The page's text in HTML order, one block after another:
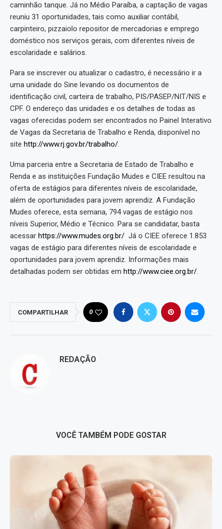
caminhão tanque. Já no Médio Paraíba, a captação de vagas
reuniu 31 oportunidades, tais como auxiliar contábil,
carpinteiro, pizzaiolo repositor de mercadorias e emprego
doméstico nos serviços gerais, com diferentes níveis de
escolaridade e salários.
Para se inscrever ou atualizar o cadastro, é necessário ir a
uma unidade do Sine levando os documentos de
identificação civil, carteira de trabalho, PIS/PASEP/NIT/NIS e
CPF. O endereço das unidades e os detalhes de todas as
vagas oferecidas podem ser encontrados no Painel Interativo
de Vagas da Secretaria de Trabalho e Renda, disponível no
site http://www.rj.gov.br/trabalho/.
Uma parceria entre a Secretaria de Estado de Trabalho e
Renda e as instituições Fundação Mudes e CIEE resultou na
oferta de estágios para diferentes níveis de escolaridade,
além de oportunidades para jovem aprendiz. A Fundação
Mudes oferece, esta semana, 794 vagas de estágio nos
níveis Superior, Médio e Técnico. Para se candidatar, basta
acessar https://www.mudes.org.br/ Já o CIEE oferece 1.853
vagas de estágio para diferentes níveis de escolaridade e
oportunidades para jovem aprendiz. Informações mais
detalhadas podem ser obtidas em http://www.ciee.org.br/.
COMPARTILHAR 0
REDAÇÃO
VOCÊ TAMBÉM PODE GOSTAR